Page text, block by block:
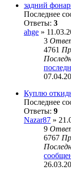
задний
Последнее
Ответы: 3
ahge »
3
4761
Куплю
Последнее
Ответы: 9
Nazar87 »
9
6767